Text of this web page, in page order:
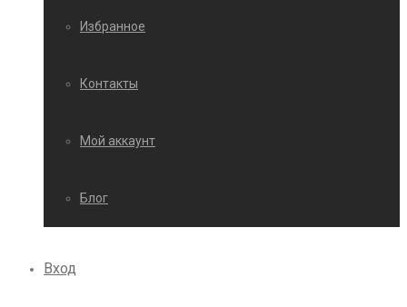
Избранное
Контакты
Мой аккаунт
Блог
Вход